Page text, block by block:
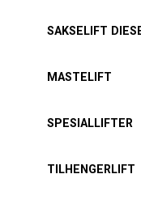
SAKSELIFT
MASTELIFT
SPESIALLIFTER
TILHENGERLIFT